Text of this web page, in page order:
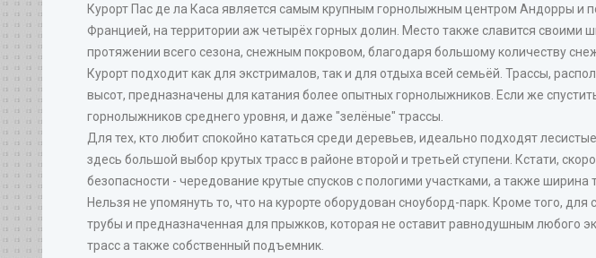
Курорт Пас де ла Каса является самым крупным горнолыжным центром Андорры и
Францией, на территории аж четырёх горных долин. Место также славится
протяжении всего сезона, снежным покровом, благодаря большому количеству
Курорт подходит как для экстрималов, так и для отдыха всей семьёй. Трассы,
высот, предназначены для катания более опытных горнолыжников. Если же
горнолыжников среднего уровня, и даже "зелёные" трассы.
Для тех, кто любит спокойно кататься среди деревьев, идеально подходят
здесь большой выбор крутых трасс в районе второй и третьей ступени. Кстати,
безопасности - чередование крутые спусков с пологими участками, а также
Нельзя не упомянуть то, что на курорте оборудован сноуборд-парк. Кроме того,
трубы и предназначенная для прыжков, которая не оставит равнодушным любого
трасс а также собственный подъемник.